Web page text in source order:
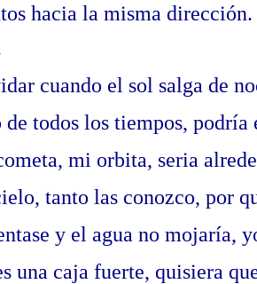
hacia la misma
cuando el sol salga de
todos los tiempos,
mi orbita, seria
tanto las conozco, por
y el agua no mojaría,
una caja fuerte, quisiera